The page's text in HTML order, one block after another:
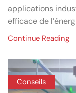
applications
efficace de
Continue Reading
Conseils